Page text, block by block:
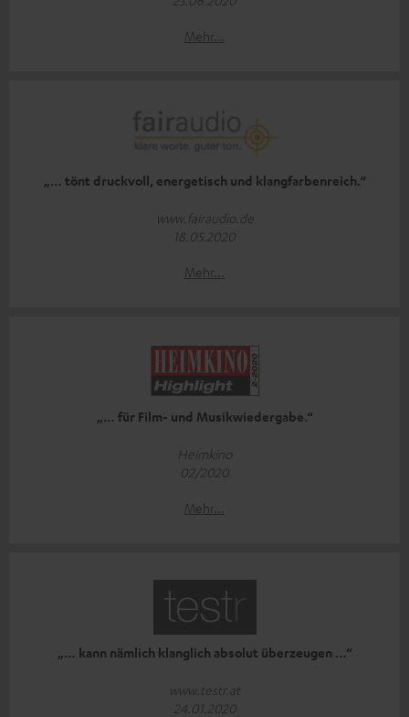
Mehr...
„… tönt druckvoll, energetisch und klangfarbenreich.“
www.fairaudio.de
18.05.2020
Mehr...
„… für Film- und Musikwiedergabe.“
Heimkino
02/2020
Mehr...
„… kann nämlich klanglich absolut überzeugen …“
www.testr.at
24.01.2020